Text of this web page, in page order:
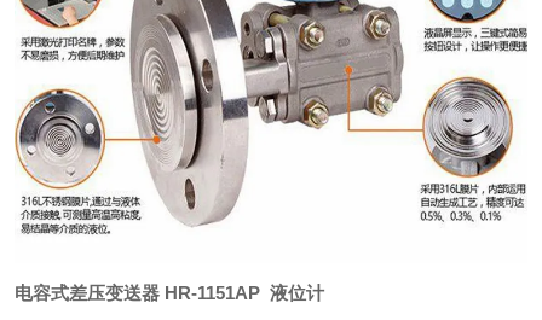
电容式差压变送器 HR-1151AP 液位计